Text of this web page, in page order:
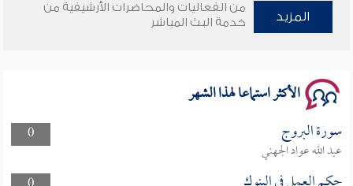
وأمنهم من خوف 9
المزيد
من الفعاليات والمحاضرات الأرشيفية من
خدمة البث المباشر
الأكثر استماعا لهذا الشهر
0 سورة البروج
عبد الله عواد الجهني